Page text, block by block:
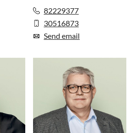
82229377
30516873
Send email